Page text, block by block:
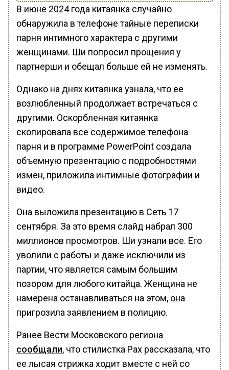
В июне 2024 года китаянка случайно
обнаружила в телефоне тайные переписки
парня интимного характера с другими
женщинами. Ши попросил прощения у
партнерши и обещал больше ей не изменять.
Однако на днях китаянка узнала, что ее
возлюбленный продолжает встречаться с
другими. Оскорбленная китаянка
скопировала все содержимое телефона
парня и в программе PowerPoint создала
объемную презентацию с подробностями
измен, приложила интимные фотографии и
видео.
Она выложила презентацию в Сеть 17
сентября. За это время слайд набрал 300
миллионов просмотров. Ши узнали все. Его
уволили с работы и даже исключили из
партии, что является самым большим
позором для любого китайца. Женщина не
намерена останавливаться на этом, она
пригрозила заявлением в полицию.
Ранее Вести Московского региона
сообщали, что стилистка Рах рассказала, что
ее лысая стрижка ходит вместе с ней со